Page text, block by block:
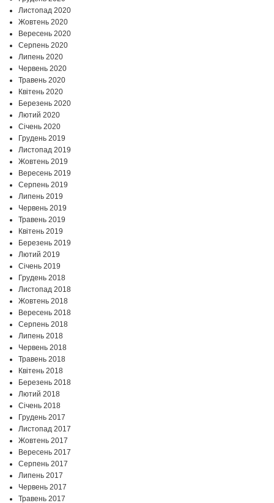
Листопад 2020
Жовтень 2020
Вересень 2020
Серпень 2020
Липень 2020
Червень 2020
Травень 2020
Квітень 2020
Березень 2020
Лютий 2020
Січень 2020
Грудень 2019
Листопад 2019
Жовтень 2019
Вересень 2019
Серпень 2019
Липень 2019
Червень 2019
Травень 2019
Квітень 2019
Березень 2019
Лютий 2019
Січень 2019
Грудень 2018
Листопад 2018
Жовтень 2018
Вересень 2018
Серпень 2018
Липень 2018
Червень 2018
Травень 2018
Квітень 2018
Березень 2018
Лютий 2018
Січень 2018
Грудень 2017
Листопад 2017
Жовтень 2017
Вересень 2017
Серпень 2017
Липень 2017
Червень 2017
Травень 2017